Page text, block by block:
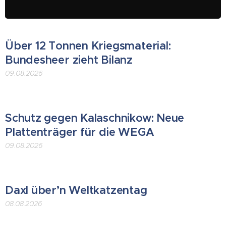
Über 12 Tonnen Kriegsmaterial:
Bundesheer zieht Bilanz
09.08.2026
Schutz gegen Kalaschnikow: Neue
Plattenträger für die WEGA
09.08.2026
Daxl über’n Weltkatzentag
08.08.2026